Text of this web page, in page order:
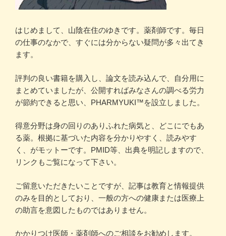
はじめまして、山陰在住のゆきです。薬剤師です。毎日
の仕事のなかで、すぐには分からない疑問が多々出てき
ます。
評判の良い書籍を購入し、論文を読み込んで、自分用に
まとめていましたが、公開すればみなさんの調べる労力
が節約できると思い、PHARMYUKI™を設立しました。
得意分野は身の回りのありふれた病気と、どこにでもあ
る薬。根拠に基づいた内容を分かりやすく、読みやす
く、がモットーです。PMID等、出典を明記しますので、
リンクもご覧になって下さい。
ご留意いただきたいことですが、記事は教育と情報提供
のみを目的としており、一般の方への健康または医療上
の助言を意図したものではありません。
かかりつけ医師・薬剤師へのご相談をお勧めします。